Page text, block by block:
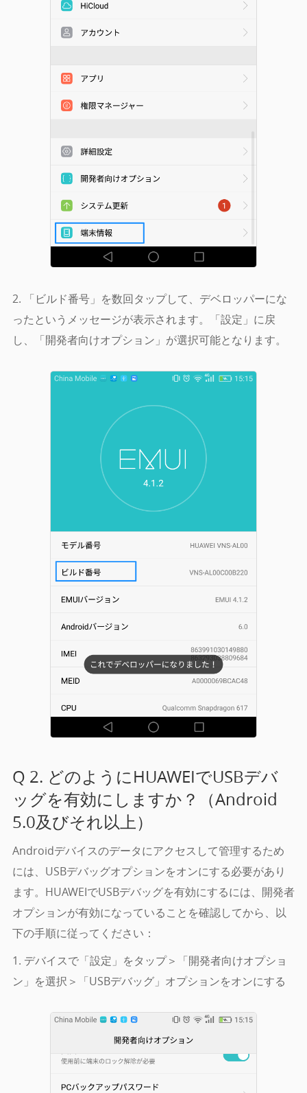
2. 「ビルド番号」を数回タップして、デベロッパーにな
ったというメッセージが表示されます。「設定」に戻
し、「開発者向けオプション」が選択可能となります。
Q 2. どのようにHUAWEIでUSBデバ
ッグを有効にしますか？（Android
5.0及びそれ以上）
Androidデバイスのデータにアクセスして管理するため
には、USBデバッグオプションをオンにする必要があり
ます。HUAWEIでUSBデバッグを有効にするには、開発者
オプションが有効になっていることを確認してから、以
下の手順に従ってください：
1. デバイスで「設定」をタップ＞「開発者向けオプショ
ン」を選択＞「USBデバッグ」オプションをオンにする